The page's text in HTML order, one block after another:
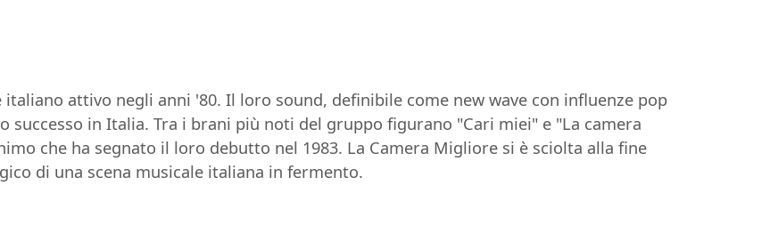
attivo negli anni '80. Il loro sound, definibile come new wave con influenze pop
successo in Italia. Tra i brani più noti del gruppo figurano "Cari miei" e "La camera
che ha segnato il loro debutto nel 1983. La Camera Migliore si è sciolta alla fine
di una scena musicale italiana in fermento.